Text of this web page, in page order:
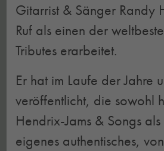
Gitarrist & Sänger Randy
Ruf als einen der
Tributes erarbeitet.
Er hat im Laufe der Jahre
veröffentlicht, die sowohl
Hendrix-Jams & Songs
eigenes authentisches,